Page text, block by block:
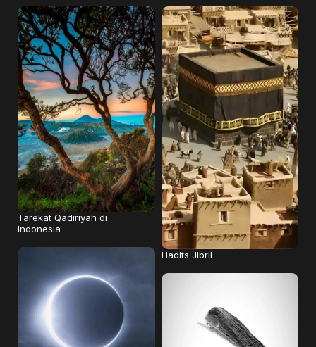
Tarekat Qadiriyah di
Indonesia
Hadits Jibril